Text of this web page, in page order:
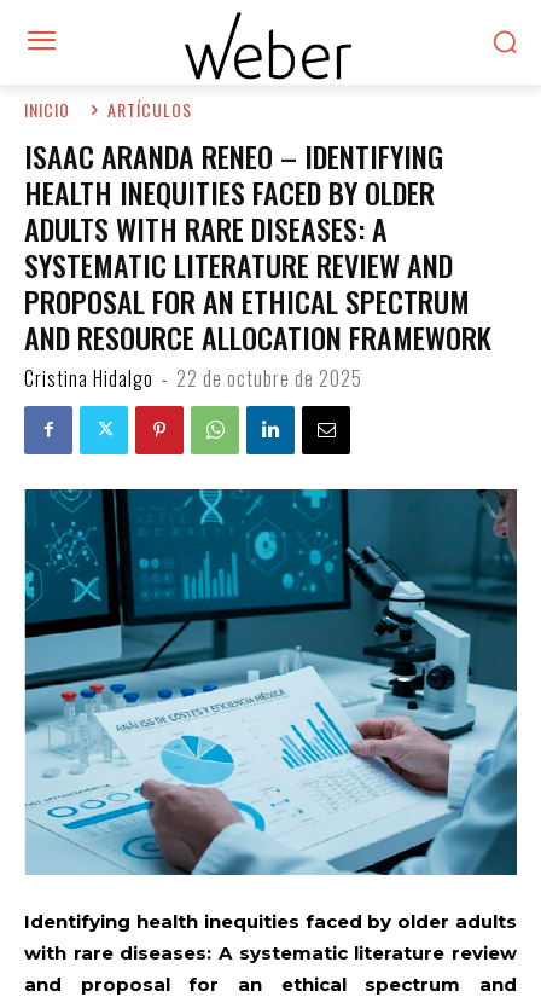
INICIO ARTÍCULOS
ISAAC ARANDA RENEO – IDENTIFYING
HEALTH INEQUITIES FACED BY OLDER
ADULTS WITH RARE DISEASES: A
SYSTEMATIC LITERATURE REVIEW AND
PROPOSAL FOR AN ETHICAL SPECTRUM
AND RESOURCE ALLOCATION FRAMEWORK
Cristina Hidalgo - 22 de octubre de 2025
Identifying health inequities faced by older adults
with rare diseases: A systematic literature review
and proposal for an ethical spectrum and